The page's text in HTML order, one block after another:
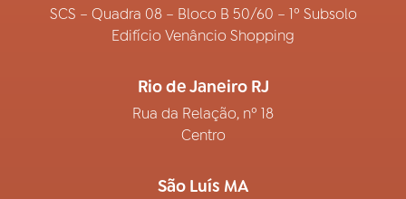
SCS – Quadra 08 – Bloco B 50/60 – 1º Subsolo
Edifício Venâncio Shopping
Rio de Janeiro RJ
Rua da Relação, nº 18
Centro
São Luís MA